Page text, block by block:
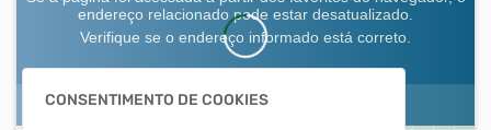
CONSENTIMENTO DE COOKIES